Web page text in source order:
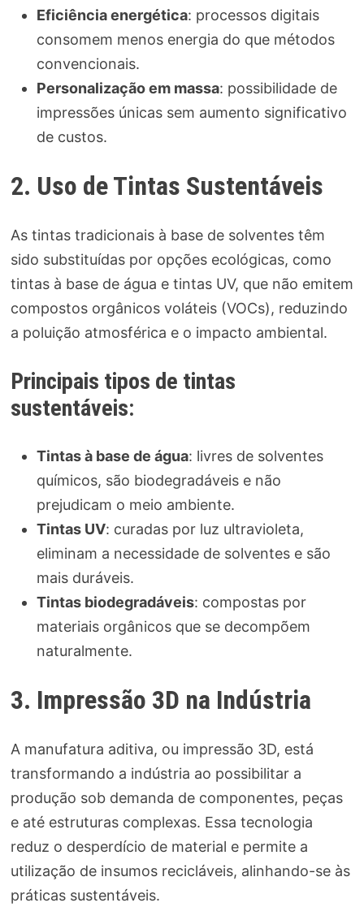
Eficiência energética: processos digitais
consomem menos energia do que métodos
convencionais.
Personalização em massa: possibilidade de
impressões únicas sem aumento significativo
de custos.
2. Uso de Tintas Sustentáveis
As tintas tradicionais à base de solventes têm
sido substituídas por opções ecológicas, como
tintas à base de água e tintas UV, que não emitem
compostos orgânicos voláteis (VOCs), reduzindo
a poluição atmosférica e o impacto ambiental.
Principais tipos de tintas
sustentáveis:
Tintas à base de água: livres de solventes
químicos, são biodegradáveis e não
prejudicam o meio ambiente.
Tintas UV: curadas por luz ultravioleta,
eliminam a necessidade de solventes e são
mais duráveis.
Tintas biodegradáveis: compostas por
materiais orgânicos que se decompõem
naturalmente.
3. Impressão 3D na Indústria
A manufatura aditiva, ou impressão 3D, está
transformando a indústria ao possibilitar a
produção sob demanda de componentes, peças
e até estruturas complexas. Essa tecnologia
reduz o desperdício de material e permite a
utilização de insumos recicláveis, alinhando-se às
práticas sustentáveis.